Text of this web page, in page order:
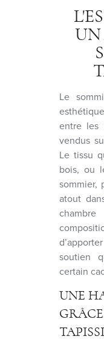
Le
entre les
vendus
Le tissu
bois, ou
sommier,
atout
soutien
certain
UNE